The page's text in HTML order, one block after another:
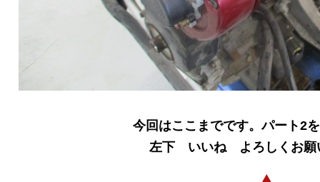
今回はここまでです。パート2
左下 いいね よろしくお願